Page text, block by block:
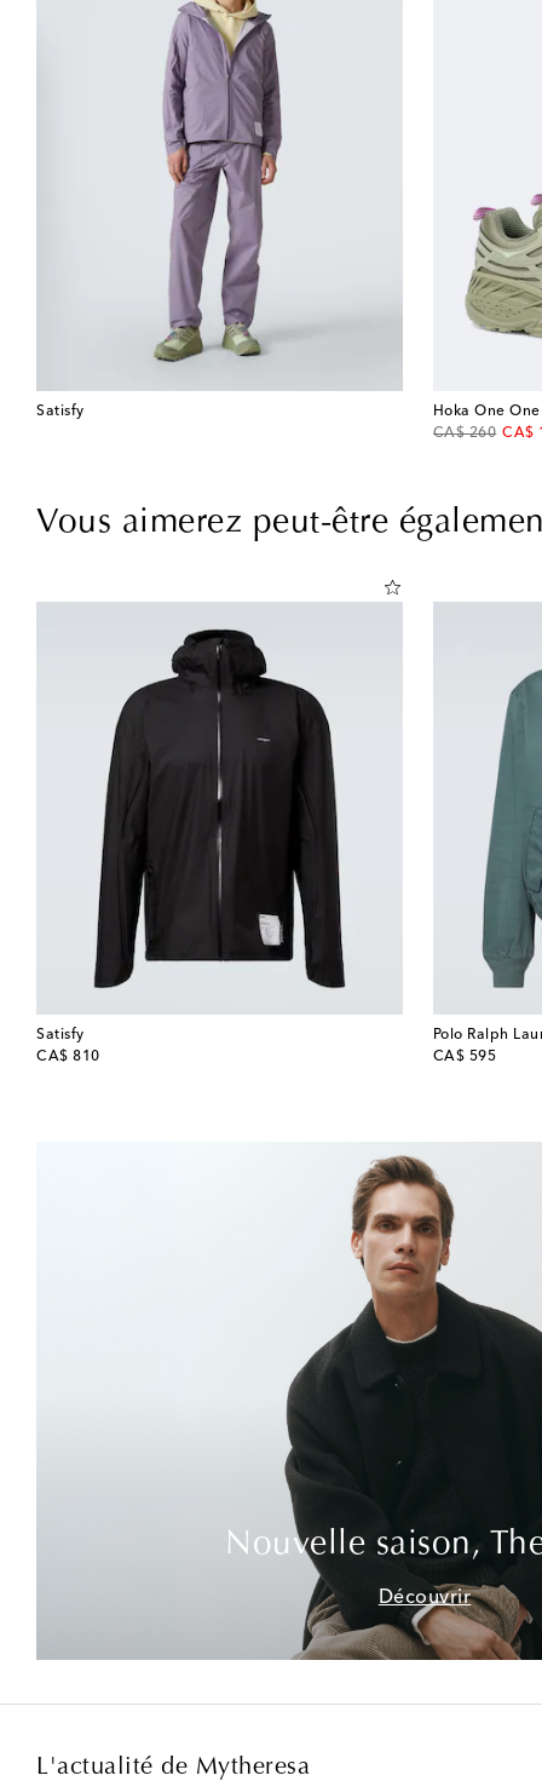
Satisfy
Hoka One One
CA$ 260
original price
CA$
Vous aimerez peut-être
Satisfy
CA$ 810
original price
Polo Ralph
CA$ 595
original price
Nouvelle saison,
Découvrir
L'actualité de Mytheresa